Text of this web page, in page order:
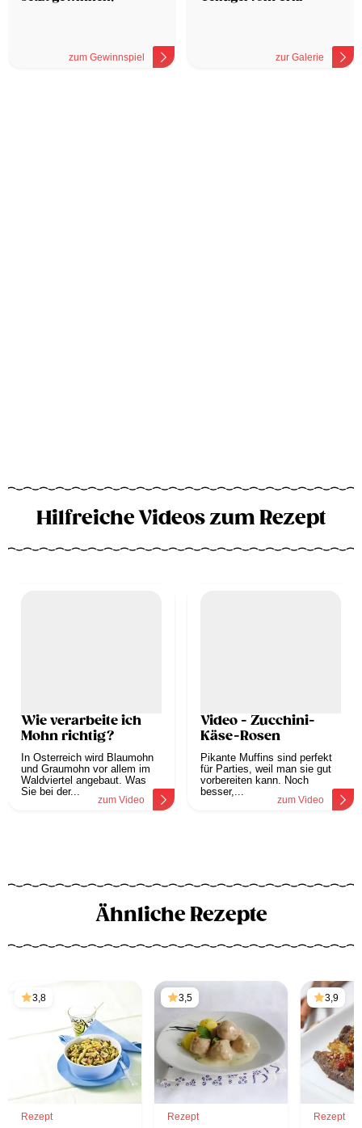
zum Gewinnspiel zur Galerie
Hilfreiche Videos zum Rezept
Wie verarbeite ich
Mohn richtig?
In Österreich wird Blaumohn
und Graumohn vor allem im
Waldviertel angebaut. Was
Sie bei der...
zum Video
Video - Zucchini-
Käse-Rosen
Pikante Muffins sind perfekt
für Parties, weil man sie gut
vorbereiten kann. Noch
besser,...
zum Video
Ähnliche Rezepte
3,8
Rezept
3,5
Rezept
3,9
Rezept